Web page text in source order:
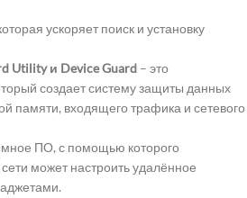
ускоряет поиск и установку
Utility и Device Guard – это
создает систему защиты данных
памяти, входящего трафика и сетевого
ПО, с помощью которого
может настроить удалённое